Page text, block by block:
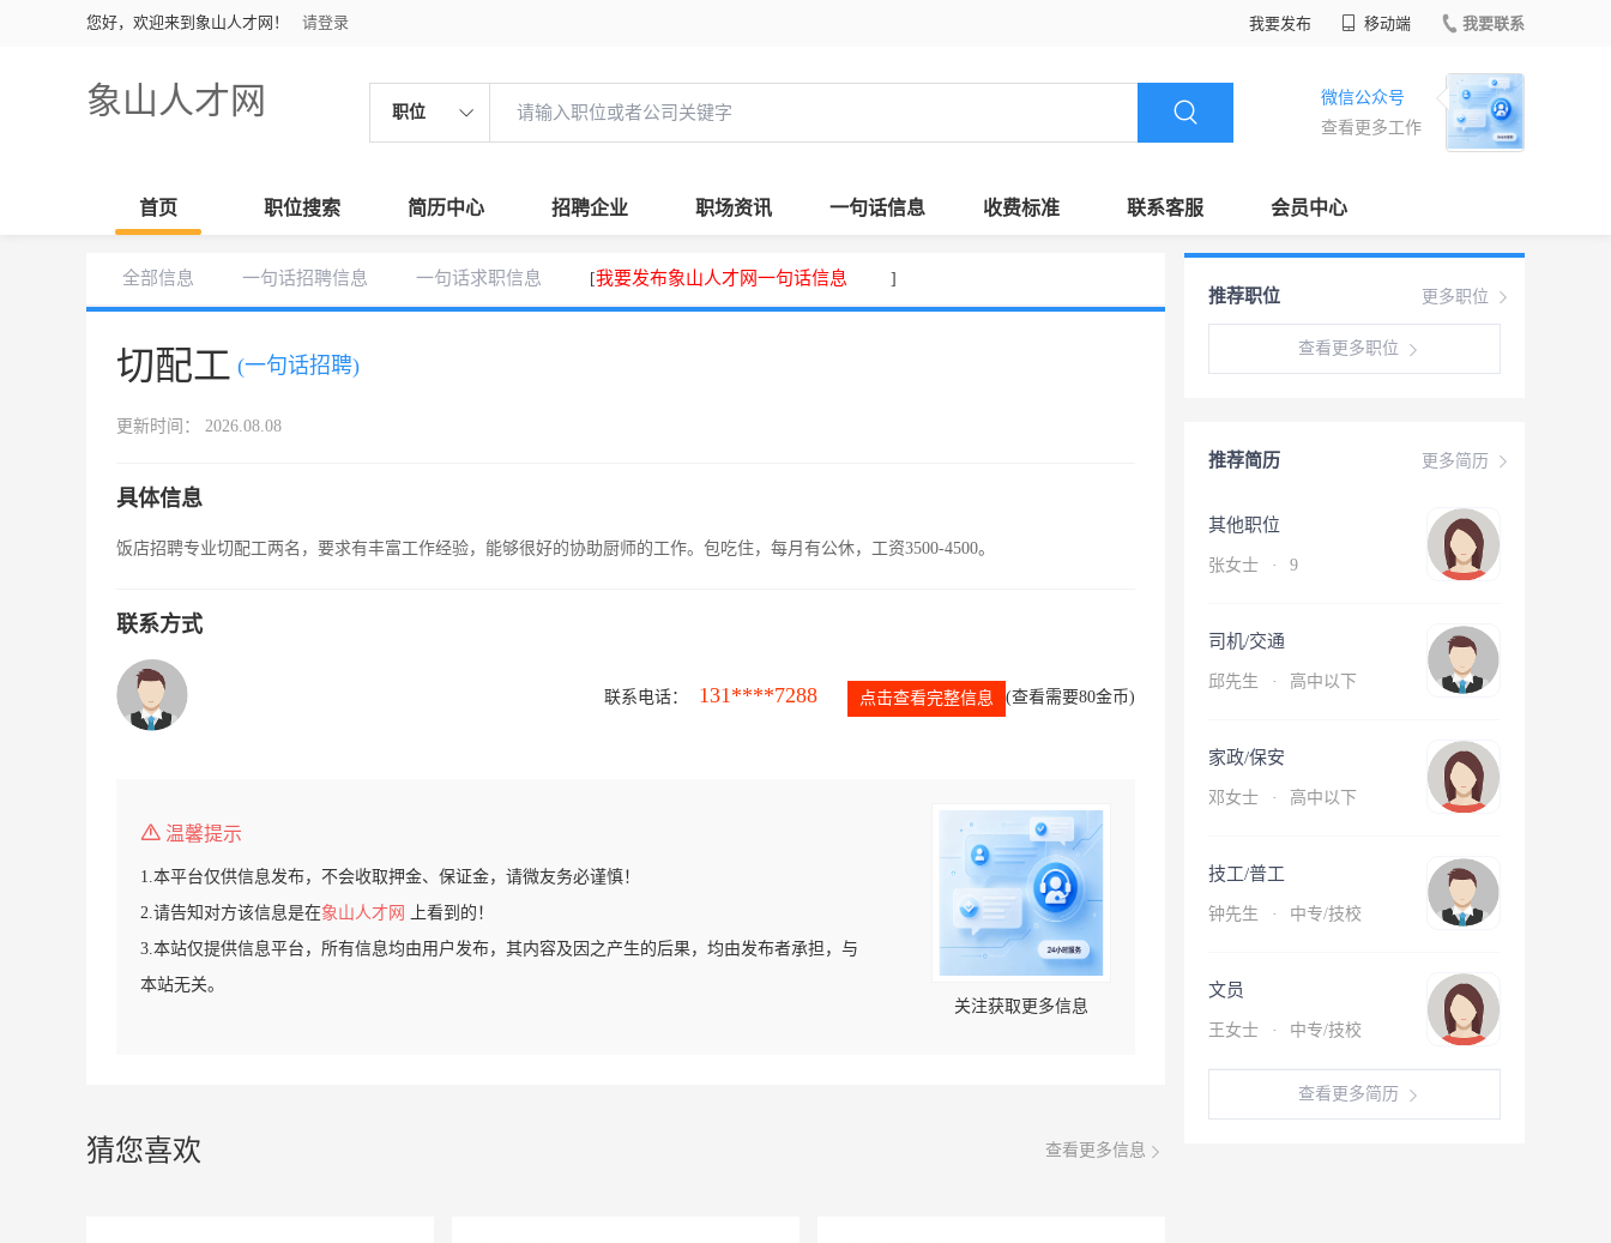
您好，欢迎来到象山人才网！ 请登录 我要发布 移动端 我要联系
象山人才网 职位
微信公众号
查看更多工作
首页 职位搜索 简历中心 招聘企业 职场资讯 一句话信息 收费标准 联系客服 会员中心
全部信息 一句话招聘信息 一句话求职信息 [我要发布象山人才网一句话信息 ]
切配工 (一句话招聘)
更新时间： 2026.08.08
具体信息
饭店招聘专业切配工两名，要求有丰富工作经验，能够很好的协助厨师的工作。包吃住，每月有公休，工资3500-4500。
联系方式
联系电话： 131****7288 点击查看完整信息 (查看需要80金币)
温馨提示
1.本平台仅供信息发布，不会收取押金、保证金，请微友务必谨慎！
2.请告知对方该信息是在象山人才网
上看到的！
3.本站仅提供信息平台，所有信息均由用户发布，其内容及因之产生的后果，均由发布者承担，与
本站无关。
关注获取更多信息
猜您喜欢 查看更多信息
更多职位
推荐职位
查看更多职位
更多简历
推荐简历
其他职位
张女士 · 9
司机/交通
邱先生 · 高中以下
家政/保安
邓女士 · 高中以下
技工/普工
钟先生 · 中专/技校
文员
王女士 · 中专/技校
查看更多简历